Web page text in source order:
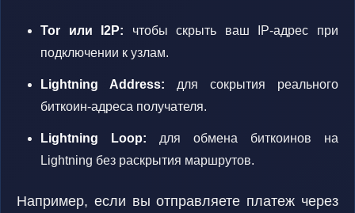
Tor или I2P: чтобы скрыть ваш IP-адрес при
подключении к узлам.
Lightning Address: для сокрытия реального
биткоин-адреса получателя.
Lightning Loop: для обмена биткоинов на
Lightning без раскрытия маршрутов.
Например, если вы отправляете платеж через